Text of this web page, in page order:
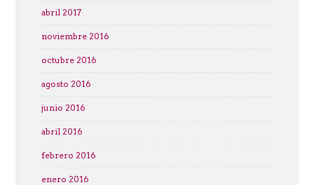
abril 2017
noviembre 2016
octubre 2016
agosto 2016
junio 2016
abril 2016
febrero 2016
enero 2016